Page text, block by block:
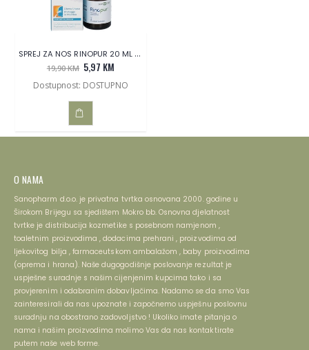
SPREJ ZA NOS RINOPUR 20 ML BIOS LINE
19,90 KM 5,97 KM
Dostupnost: DOSTUPNO
DODAJ
O NAMA
Sanopharm d.o.o. je privatna tvrtka osnovana 2000. godine u
Širokom Brijegu sa sjedištem Mokro bb. Osnovna djelatnost
tvrtke je distribucija kozmetike s posebnom namjenom ,
toaletnim proizvodima , dodacima prehrani , proizvodima od
ljekovitog bilja , farmaceutskom ambalažom , baby proizvodima
(oprema i hrana). Naše dugogodišnje poslovanje rezultat je
uspješne suradnje s našim cijenjenim kupcima tako i sa
provjerenim i odabranim dobavljačima. Nadamo se da smo Vas
zainteresirali da nas upoznate i započnemo uspješnu poslovnu
suradnju na obostrano zadovoljstvo ! Ukoliko imate pitanja o
nama i našim proizvodima molimo Vas da nas kontaktirate
putem naše web forme.